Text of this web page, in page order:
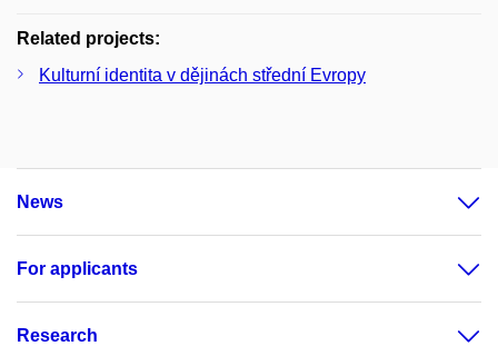
Related projects:
Kulturní identita v dějinách střední Evropy
News
For applicants
Research